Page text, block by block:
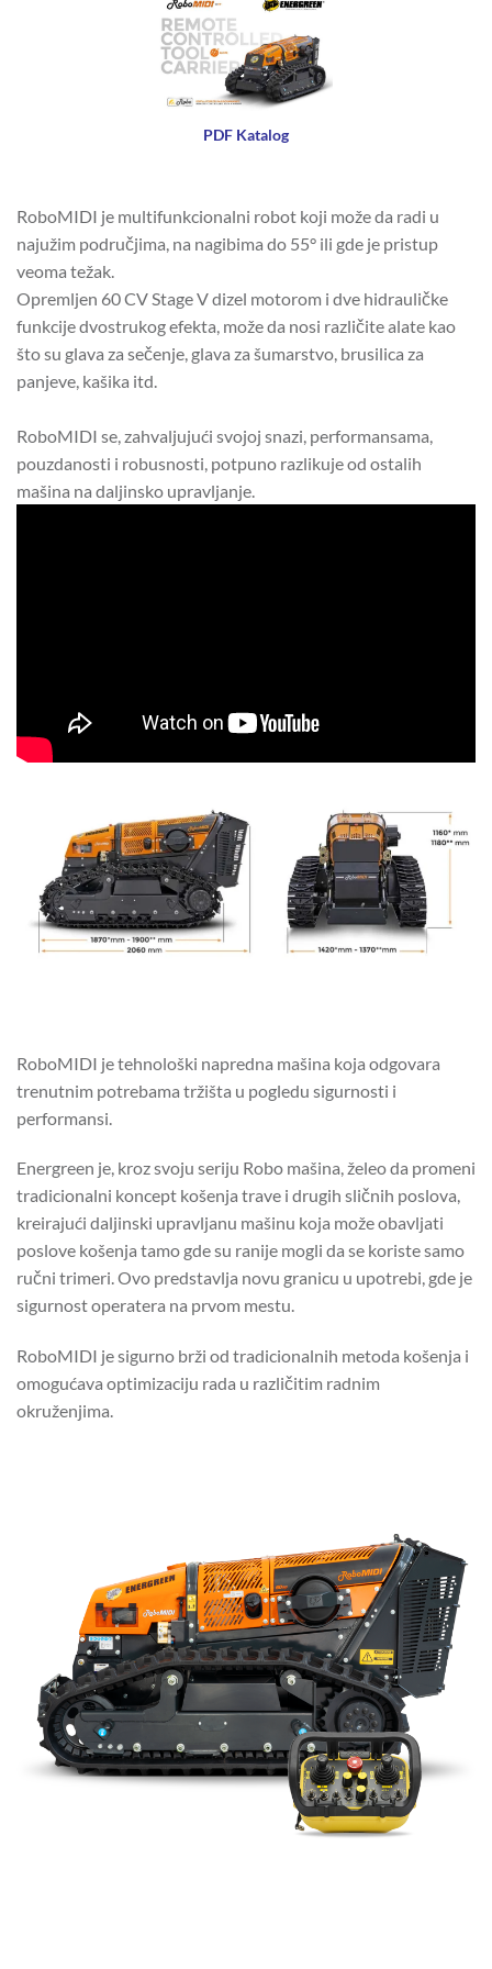
PDF Katalog
RoboMIDI je multifunkcionalni robot koji može da radi u
najužim područjima, na nagibima do 55° ili gde je pristup
veoma težak.
Opremljen 60 CV Stage V dizel motorom i dve hidrauličke
funkcije dvostrukog efekta, može da nosi različite alate kao
što su glava za sečenje, glava za šumarstvo, brusilica za
panjeve, kašika itd.
RoboMIDI se, zahvaljujući svojoj snazi, performansama,
pouzdanosti i robusnosti, potpuno razlikuje od ostalih
mašina na daljinsko upravljanje.
RoboMIDI je tehnološki napredna mašina koja odgovara
trenutnim potrebama tržišta u pogledu sigurnosti i
performansi.
Energreen je, kroz svoju seriju Robo mašina, želeo da promeni
tradicionalni koncept košenja trave i drugih sličnih poslova,
kreirajući daljinski upravljanu mašinu koja može obavljati
poslove košenja tamo gde su ranije mogli da se koriste samo
ručni trimeri. Ovo predstavlja novu granicu u upotrebi, gde je
sigurnost operatera na prvom mestu.
RoboMIDI je sigurno brži od tradicionalnih metoda košenja i
omogućava optimizaciju rada u različitim radnim
okruženjima.